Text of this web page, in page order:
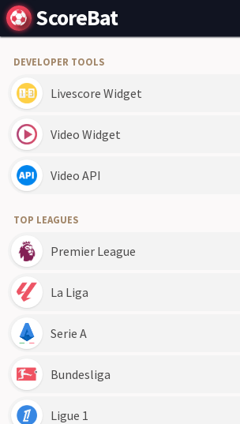
ScoreBat
DEVELOPER TOOLS
Livescore Widget
Video Widget
Video API
TOP LEAGUES
Premier League
La Liga
Serie A
Bundesliga
Ligue 1